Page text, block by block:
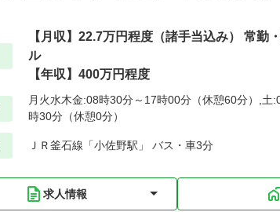
【月収】22.7万円程度（諸手当込み） 常勤
ル
【年収】400万円程度
月火水木金:08時30分～17時00分（休憩60分）,土
時30分（休憩0分）
ＪＲ釜石線「小佐野駅」 バス・車3分
求人情報